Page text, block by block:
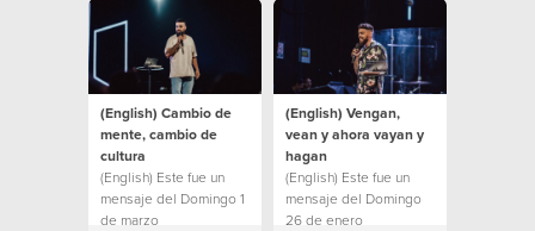
(English) Cambio de
mente, cambio de
cultura
(English) Este fue un
mensaje del Domingo 1
de marzo
(English) Vengan,
vean y ahora vayan y
hagan
(English) Este fue un
mensaje del Domingo
26 de enero